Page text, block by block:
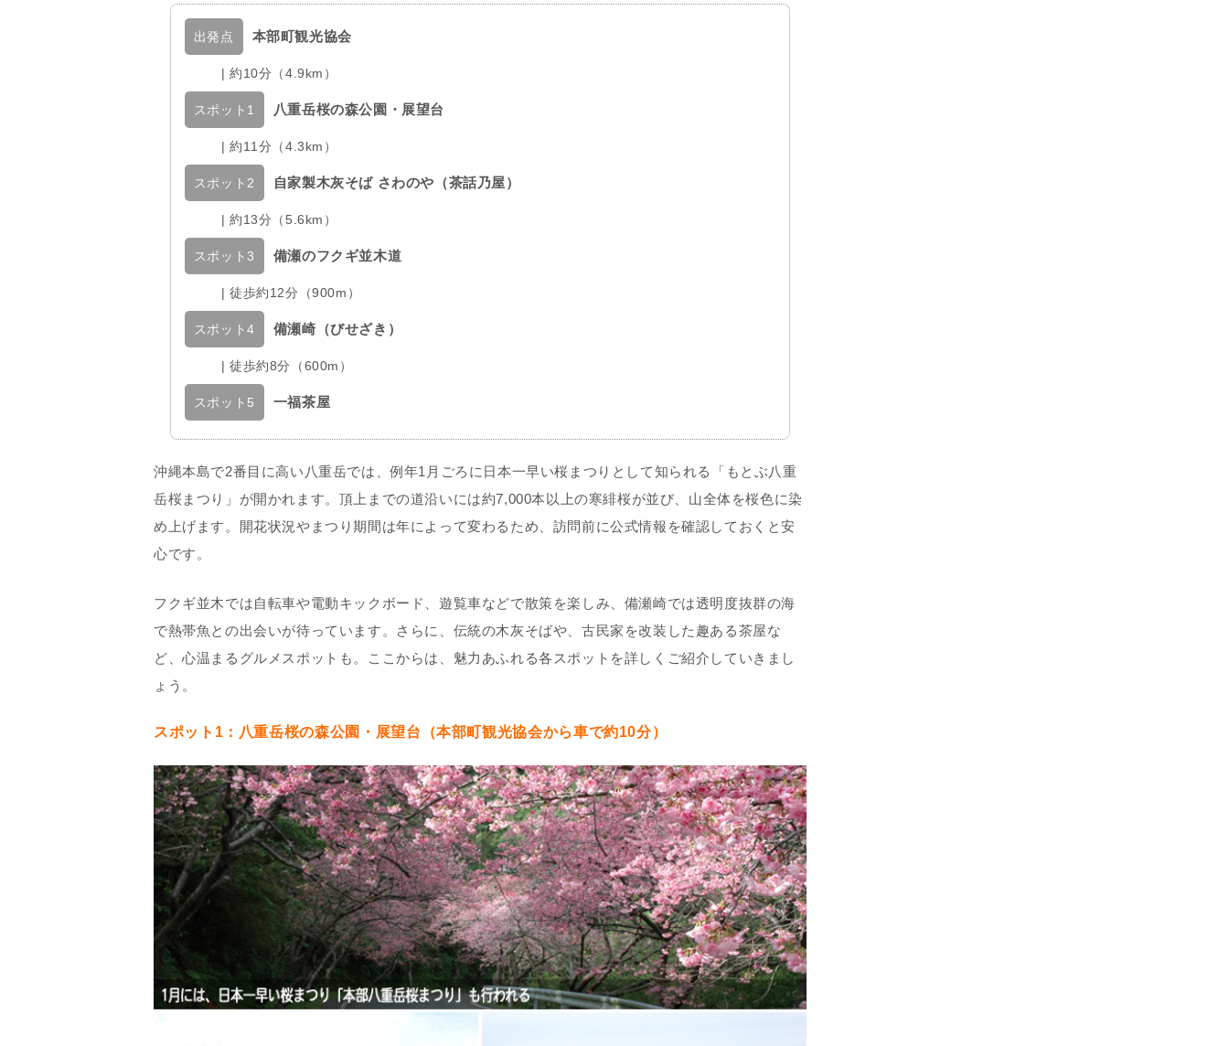
出発点 本部町観光協会
| 約10分（4.9km）
スポット1 八重岳桜の森公園・展望台
| 約11分（4.3km）
スポット2 自家製木灰そば さわのや（茶話乃屋）
| 約13分（5.6km）
スポット3 備瀬のフクギ並木道
| 徒歩約12分（900m）
スポット4 備瀬崎（びせざき）
| 徒歩約8分（600m）
スポット5 一福茶屋
沖縄本島で2番目に高い八重岳では、例年1月ごろに日本一早い桜まつりとして知られる「もとぶ八重
岳桜まつり」が開かれます。頂上までの道沿いには約7,000本以上の寒緋桜が並び、山全体を桜色に染
め上げます。開花状況やまつり期間は年によって変わるため、訪問前に公式情報を確認しておくと安
心です。
フクギ並木では自転車や電動キックボード、遊覧車などで散策を楽しみ、備瀬崎では透明度抜群の海
で熱帯魚との出会いが待っています。さらに、伝統の木灰そばや、古民家を改装した趣ある茶屋な
ど、心温まるグルメスポットも。ここからは、魅力あふれる各スポットを詳しくご紹介していきまし
ょう。
スポット1：八重岳桜の森公園・展望台（本部町観光協会から車で約10分）